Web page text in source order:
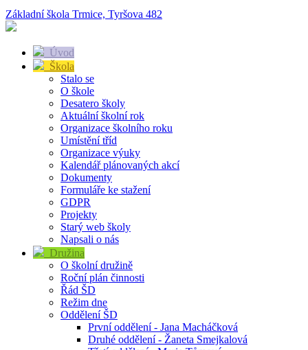
Základní škola Trmice, Tyršova 482
Úvod
Škola
Stalo se
O škole
Desatero školy
Aktuální školní rok
Organizace školního roku
Umístění tříd
Organizace výuky
Kalendář plánovaných akcí
Dokumenty
Formuláře ke stažení
GDPR
Projekty
Starý web školy
Napsali o nás
Družina
O školní družině
Roční plán činnosti
Řád ŠD
Režim dne
Oddělení ŠD
První oddělení - Jana Macháčková
Druhé oddělení - Žaneta Smejkalová